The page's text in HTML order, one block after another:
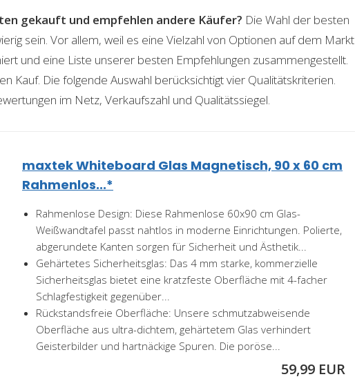
gekauft und empfehlen andere Käufer? Die Wahl der besten
sein. Vor allem, weil es eine Vielzahl von Optionen auf dem Markt
und eine Liste unserer besten Empfehlungen zusammengestellt.
Kauf. Die folgende Auswahl berücksichtigt vier Qualitätskriterien.
im Netz, Verkaufszahl und Qualitätssiegel.
maxtek Whiteboard Glas Magnetisch, 90 x 60 cm
Rahmenlos...*
Rahmenlose Design: Diese Rahmenlose 60x90 cm Glas-
Weißwandtafel passt nahtlos in moderne Einrichtungen. Polierte,
abgerundete Kanten sorgen für Sicherheit und Ästhetik...
Gehärtetes Sicherheitsglas: Das 4 mm starke, kommerzielle
Sicherheitsglas bietet eine kratzfeste Oberfläche mit 4-facher
Schlagfestigkeit gegenüber...
Rückstandsfreie Oberfläche: Unsere schmutzabweisende
Oberfläche aus ultra-dichtem, gehärtetem Glas verhindert
Geisterbilder und hartnäckige Spuren. Die poröse...
59,99 EUR